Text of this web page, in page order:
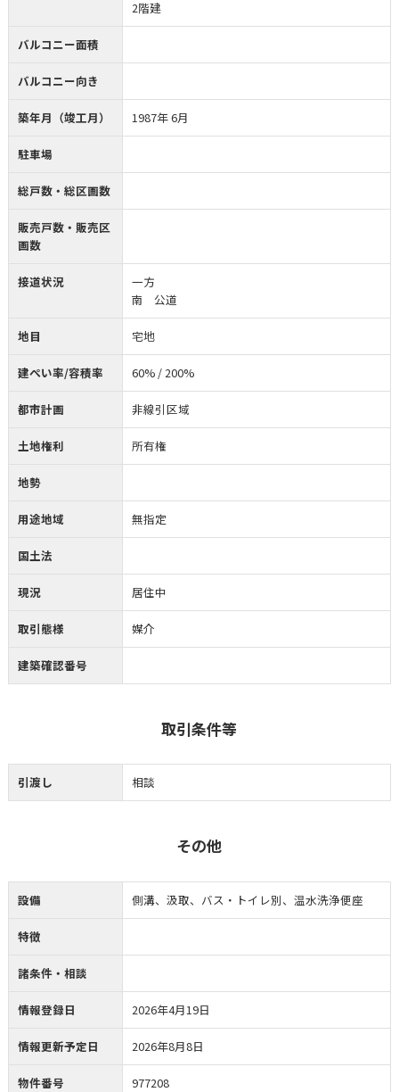
2階建
バルコニー面積
バルコニー向き
築年月（竣工月） 1987年 6月
駐車場
総戸数・総区画数
販売戸数・販売区
画数
接道状況
一方
南 公道
地目 宅地
建ぺい率/容積率 60% / 200%
都市計画 非線引区域
土地権利 所有権
地勢
用途地域 無指定
国土法
現況 居住中
取引態様 媒介
建築確認番号
取引条件等
引渡し 相談
その他
設備 側溝、汲取、バス・トイレ別、温水洗浄便座
特徴
諸条件・相談
情報登録日 2026年4月19日
情報更新予定日 2026年8月8日
物件番号 977208